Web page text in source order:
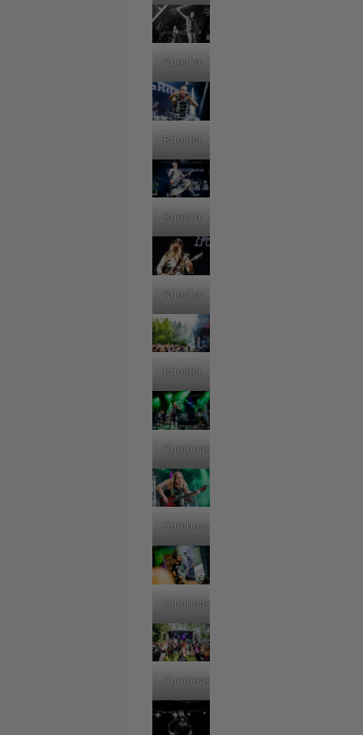
Ruoska.
Ruoska.
Ruoska.
Ruoska.
Ruoska.
Cumbeast.
Cumbeast.
Cumbeast.
Cumbeast.